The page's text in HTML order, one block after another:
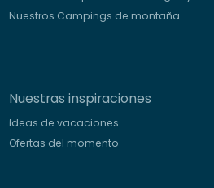
Nuestros Campings de montaña
Nuestras inspiraciones
Ideas de vacaciones
Ofertas del momento